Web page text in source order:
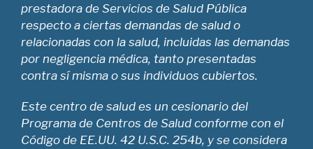
prestadora de Servicios de Salud Pública
respecto a ciertas demandas de salud o
relacionadas con la salud, incluidas las demandas
por negligencia médica, tanto presentadas
contra sí misma o sus individuos cubiertos.
Este centro de salud es un cesionario del
Programa de Centros de Salud conforme con el
Código de EE.UU. 42 U.S.C. 254b, y se considera